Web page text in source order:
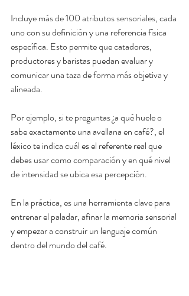
Incluye más de 100 atributos sensoriales, cada
uno con su definición y una referencia física
específica. Esto permite que catadores,
productores y baristas puedan evaluar y
comunicar una taza de forma más objetiva y
alineada.
Por ejemplo, si te preguntas ¿a qué huele o
sabe exactamente una avellana en café?, el
léxico te indica cuál es el referente real que
debes usar como comparación y en qué nivel
de intensidad se ubica esa percepción.
En la práctica, es una herramienta clave para
entrenar el paladar, afinar la memoria sensorial
y empezar a construir un lenguaje común
dentro del mundo del café.